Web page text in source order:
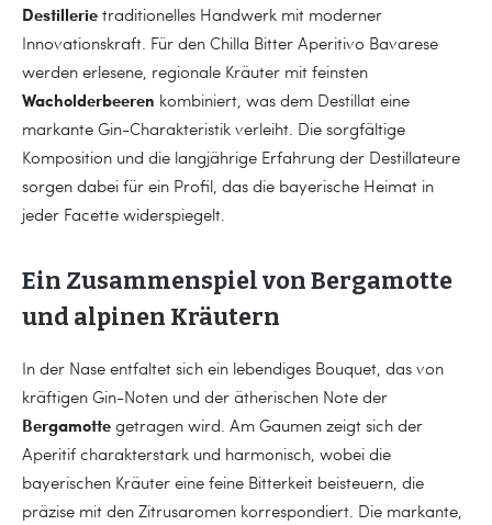
Destillerie traditionelles Handwerk mit moderner
Innovationskraft. Für den Chilla Bitter Aperitivo Bavarese
werden erlesene, regionale Kräuter mit feinsten
Wacholderbeeren kombiniert, was dem Destillat eine
markante Gin-Charakteristik verleiht. Die sorgfältige
Komposition und die langjährige Erfahrung der Destillateure
sorgen dabei für ein Profil, das die bayerische Heimat in
jeder Facette widerspiegelt.
Ein Zusammenspiel von Bergamotte
und alpinen Kräutern
In der Nase entfaltet sich ein lebendiges Bouquet, das von
kräftigen Gin-Noten und der ätherischen Note der
Bergamotte getragen wird. Am Gaumen zeigt sich der
Aperitif charakterstark und harmonisch, wobei die
bayerischen Kräuter eine feine Bitterkeit beisteuern, die
präzise mit den Zitrusaromen korrespondiert. Die markante,